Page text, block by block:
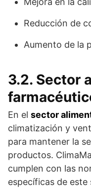
Reducción de
Aumento de la
3.2. Sector
En el sector
climatización y
para mantener la
productos.
cumplen con las
específicas de este